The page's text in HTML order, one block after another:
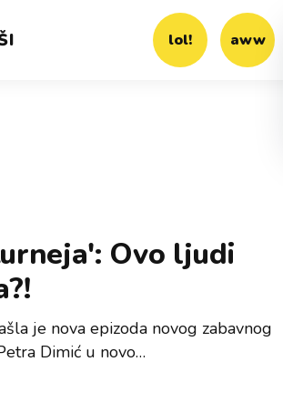
lol! aww
Ovo ljudi
je nova epizoda novog zabavnog
Dimić u novo…